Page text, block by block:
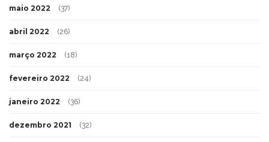
maio 2022 (37)
abril 2022 (26)
março 2022 (18)
fevereiro 2022 (24)
janeiro 2022 (36)
dezembro 2021 (32)